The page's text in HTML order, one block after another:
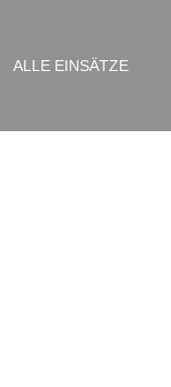
ALLE EINSÄTZE